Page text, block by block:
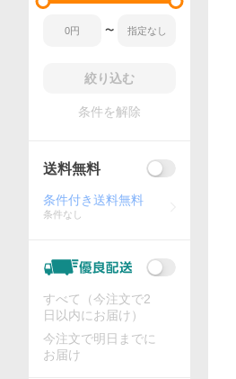
〜
絞り込む
条件を解除
送料無料
条件付き送料無料
条件なし
すべて（今注文で2
日以内にお届け）
今注文で明日までに
お届け